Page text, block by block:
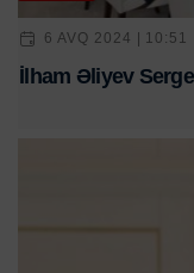
6 AVQ 2024 | 10:51
İlham Əliyev